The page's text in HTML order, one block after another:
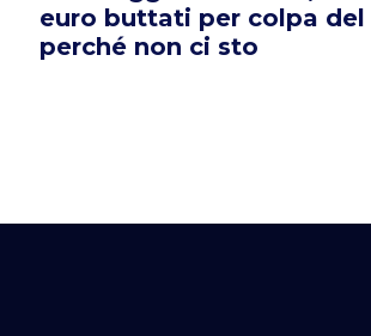
euro buttati per colpa del
perché non ci sto